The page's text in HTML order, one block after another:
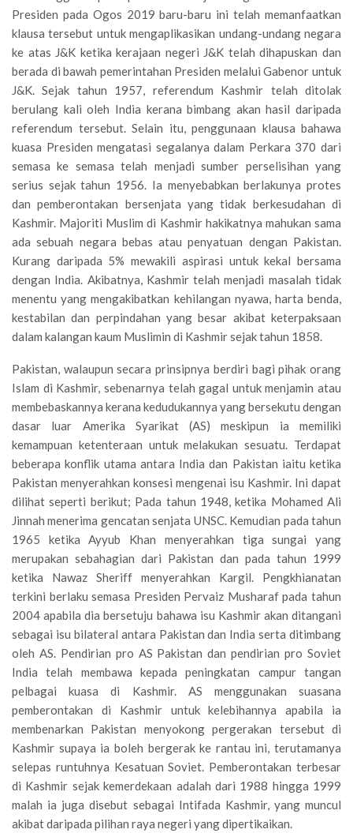
Presiden pada Ogos 2019 baru-baru ini telah memanfaatkan
klausa tersebut untuk mengaplikasikan undang-undang negara
ke atas J&K ketika kerajaan negeri J&K telah dihapuskan dan
berada di bawah pemerintahan Presiden melalui Gabenor untuk
J&K. Sejak tahun 1957, referendum Kashmir telah ditolak
berulang kali oleh India kerana bimbang akan hasil daripada
referendum tersebut. Selain itu, penggunaan klausa bahawa
kuasa Presiden mengatasi segalanya dalam Perkara 370 dari
semasa ke semasa telah menjadi sumber perselisihan yang
serius sejak tahun 1956. Ia menyebabkan berlakunya protes
dan pemberontakan bersenjata yang tidak berkesudahan di
Kashmir. Majoriti Muslim di Kashmir hakikatnya mahukan sama
ada sebuah negara bebas atau penyatuan dengan Pakistan.
Kurang daripada 5% mewakili aspirasi untuk kekal bersama
dengan India. Akibatnya, Kashmir telah menjadi masalah tidak
menentu yang mengakibatkan kehilangan nyawa, harta benda,
kestabilan dan perpindahan yang besar akibat keterpaksaan
dalam kalangan kaum Muslimin di Kashmir sejak tahun 1858.
Pakistan, walaupun secara prinsipnya berdiri bagi pihak orang
Islam di Kashmir, sebenarnya telah gagal untuk menjamin atau
membebaskannya kerana kedudukannya yang bersekutu dengan
dasar luar Amerika Syarikat (AS) meskipun ia memiliki
kemampuan ketenteraan untuk melakukan sesuatu. Terdapat
beberapa konflik utama antara India dan Pakistan iaitu ketika
Pakistan menyerahkan konsesi mengenai isu Kashmir. Ini dapat
dilihat seperti berikut; Pada tahun 1948, ketika Mohamed Ali
Jinnah menerima gencatan senjata UNSC. Kemudian pada tahun
1965 ketika Ayyub Khan menyerahkan tiga sungai yang
merupakan sebahagian dari Pakistan dan pada tahun 1999
ketika Nawaz Sheriff menyerahkan Kargil. Pengkhianatan
terkini berlaku semasa Presiden Pervaiz Musharaf pada tahun
2004 apabila dia bersetuju bahawa isu Kashmir akan ditangani
sebagai isu bilateral antara Pakistan dan India serta ditimbang
oleh AS. Pendirian pro AS Pakistan dan pendirian pro Soviet
India telah membawa kepada peningkatan campur tangan
pelbagai kuasa di Kashmir. AS menggunakan suasana
pemberontakan di Kashmir untuk kelebihannya apabila ia
membenarkan Pakistan menyokong pergerakan tersebut di
Kashmir supaya ia boleh bergerak ke rantau ini, terutamanya
selepas runtuhnya Kesatuan Soviet. Pemberontakan terbesar
di Kashmir sejak kemerdekaan adalah dari 1988 hingga 1999
malah ia juga disebut sebagai Intifada Kashmir, yang muncul
akibat daripada pilihan raya negeri yang dipertikaikan.